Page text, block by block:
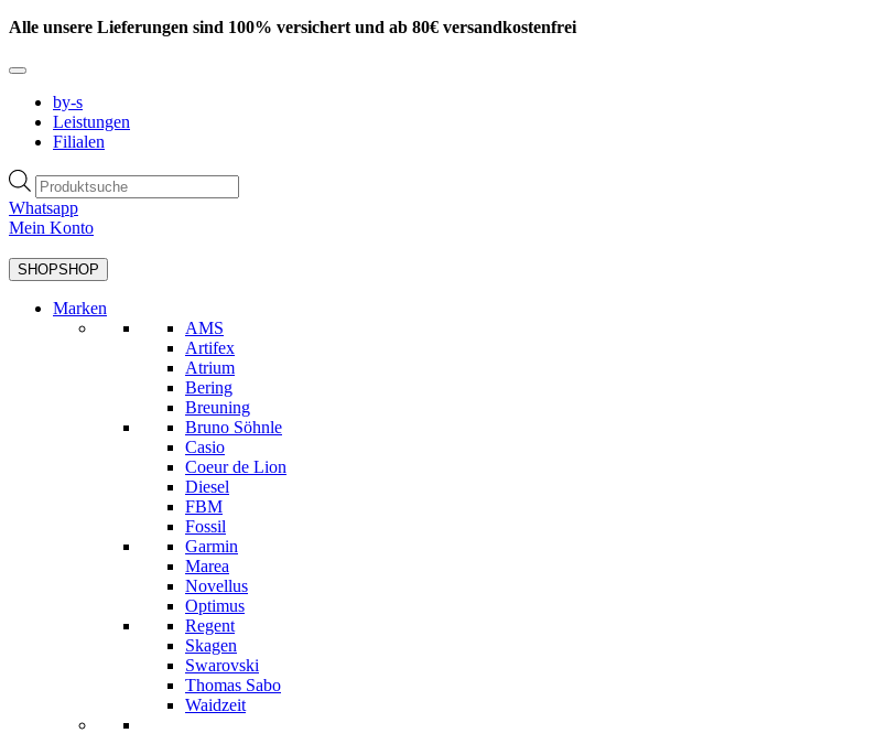
Zum
springen
Alle unsere Lieferungen sind 100% versichert und ab 80€ versandkostenfrei
by-s
Leistungen
Filialen
Products
search
Whatsapp
Mein Konto
SHOPSHOP
Marken
AMS
Artifex
Atrium
Bering
Breuning
Bruno Söhnle
Casio
Coeur de Lion
Diesel
FBM
Fossil
Garmin
Marea
Novellus
Optimus
Regent
Skagen
Swarovski
Thomas Sabo
Waidzeit